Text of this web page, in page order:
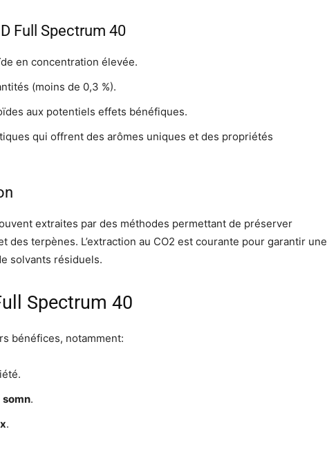
Full Spectrum 40
en concentration élevée.
(moins de 0,3 %).
aux potentiels effets bénéfiques.
qui offrent des arômes uniques et des propriétés
extraites par des méthodes permettant de préserver
des terpènes. L’extraction au CO2 est courante pour garantir une
solvants résiduels.
Spectrum 40
bénéfices, notamment:
somn.
.